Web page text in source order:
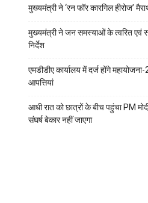
मुख्यमंत्री ने ‘रन फॉर कारगिल हीरोज’
मुख्यमंत्री ने जन समस्याओं के त्वरित एवं
निर्देश
एमडीडीए कार्यालय में दर्ज होंगे
आपत्तियां
आधी रात को छात्रों के बीच पहुंचा PM
संघर्ष बेकार नहीं जाएगा